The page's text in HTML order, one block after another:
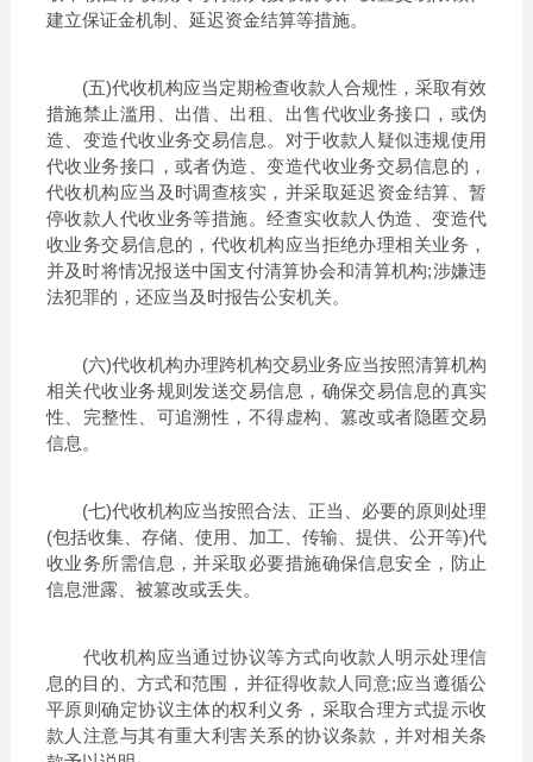
建立保证金机制、延迟资金结算等措施。
(五)代收机构应当定期检查收款人合规性，采取有效
措施禁止滥用、出借、出租、出售代收业务接口，或伪
造、变造代收业务交易信息。对于收款人疑似违规使用
代收业务接口，或者伪造、变造代收业务交易信息的，
代收机构应当及时调查核实，并采取延迟资金结算、暂
停收款人代收业务等措施。经查实收款人伪造、变造代
收业务交易信息的，代收机构应当拒绝办理相关业务，
并及时将情况报送中国支付清算协会和清算机构;涉嫌违
法犯罪的，还应当及时报告公安机关。
(六)代收机构办理跨机构交易业务应当按照清算机构
相关代收业务规则发送交易信息，确保交易信息的真实
性、完整性、可追溯性，不得虚构、篡改或者隐匿交易
信息。
(七)代收机构应当按照合法、正当、必要的原则处理
(包括收集、存储、使用、加工、传输、提供、公开等)代
收业务所需信息，并采取必要措施确保信息安全，防止
信息泄露、被篡改或丢失。
代收机构应当通过协议等方式向收款人明示处理信
息的目的、方式和范围，并征得收款人同意;应当遵循公
平原则确定协议主体的权利义务，采取合理方式提示收
款人注意与其有重大利害关系的协议条款，并对相关条